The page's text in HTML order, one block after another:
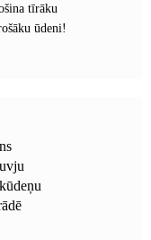
tīrāku
ūdeni!